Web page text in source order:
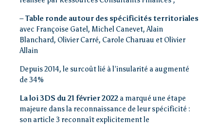
– Table ronde autour des spécificités territoriales
avec Françoise Gatel, Michel Canevet, Alain
Blanchard, Olivier Carré, Carole Charuau et Olivier
Allain
Depuis 2014, le surcoût lié à l’insularité a augmenté
de 34%
La loi 3DS du 21 février 2022 a marqué une étape
majeure dans la reconnaissance de leur spécificité :
son article 3 reconnaît explicitement le